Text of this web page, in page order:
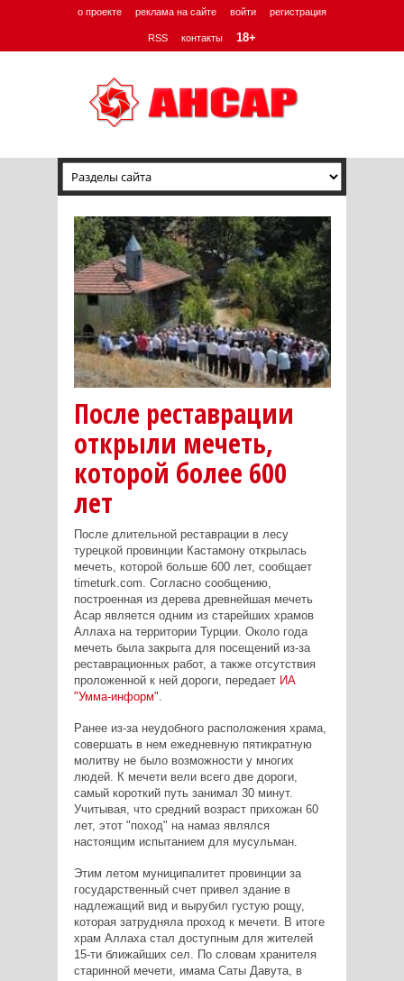
о проекте реклама на сайте войти регистрация
RSS контакты 18+
После реставрации
открыли мечеть,
которой более 600
лет
После длительной реставрации в лесу
турецкой провинции Кастамону открылась
мечеть, которой больше 600 лет, сообщает
timeturk.com. Согласно сообщению,
построенная из дерева древнейшая мечеть
Асар является одним из старейших храмов
Аллаха на территории Турции. Около года
мечеть была закрыта для посещений из-за
реставрационных работ, а также отсутствия
проложенной к ней дороги, передает ИА
"Умма-информ"
Ранее из-за неудобного расположения храма,
совершать в нем ежедневную пятикратную
молитву не было возможности у многих
людей. К мечети вели всего две дороги,
самый короткий путь занимал 30 минут.
Учитывая, что средний возраст прихожан 60
лет, этот "поход" на намаз являлся
настоящим испытанием для мусульман.
Этим летом муниципалитет провинции за
государственный счет привел здание в
надлежащий вид и вырубил густую рощу,
которая затрудняла проход к мечети. В итоге
храм Аллаха стал доступным для жителей
15-ти ближайших сел. По словам хранителя
старинной мечети, имама Саты Давута, в